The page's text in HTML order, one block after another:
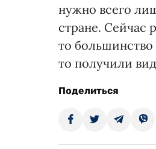
нужно всего
стране. Сейчас
то
то получили
Поделиться